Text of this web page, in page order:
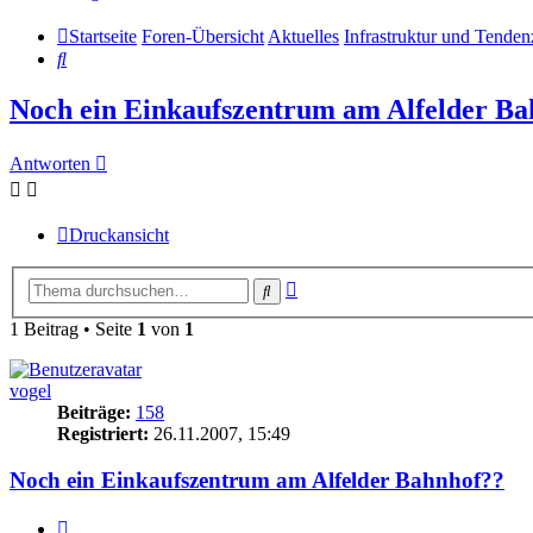
Startseite Foren-ÜbersichtAktuelles Infrastruktur und
Suche
Noch ein Einkaufszentrum am Alfelder
Antworten
Druckansicht
Suche
1 Beitrag • Seite 1 von 1
vogel
Beiträge: 158
Registriert: 26.11.2007, 15:49
Noch ein Einkaufszentrum am Alfelder Bahnhof??